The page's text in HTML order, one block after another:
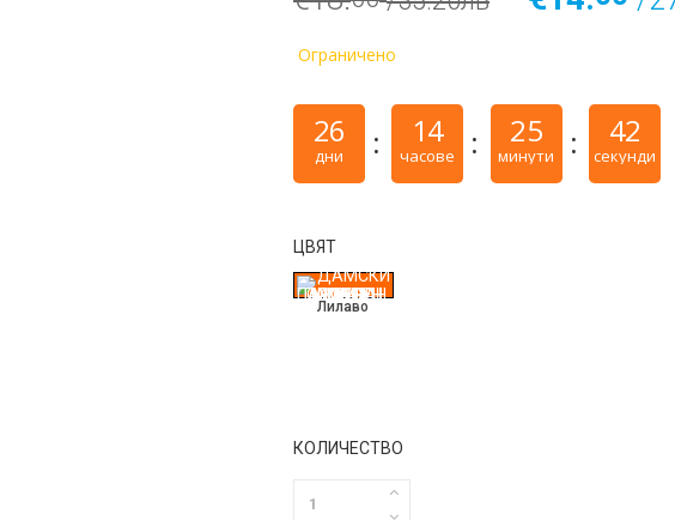
Ограничено
26
дни
14
часове
25
минути
42
секунди
ЦВЯТ
Лилаво
КОЛИЧЕСТВО